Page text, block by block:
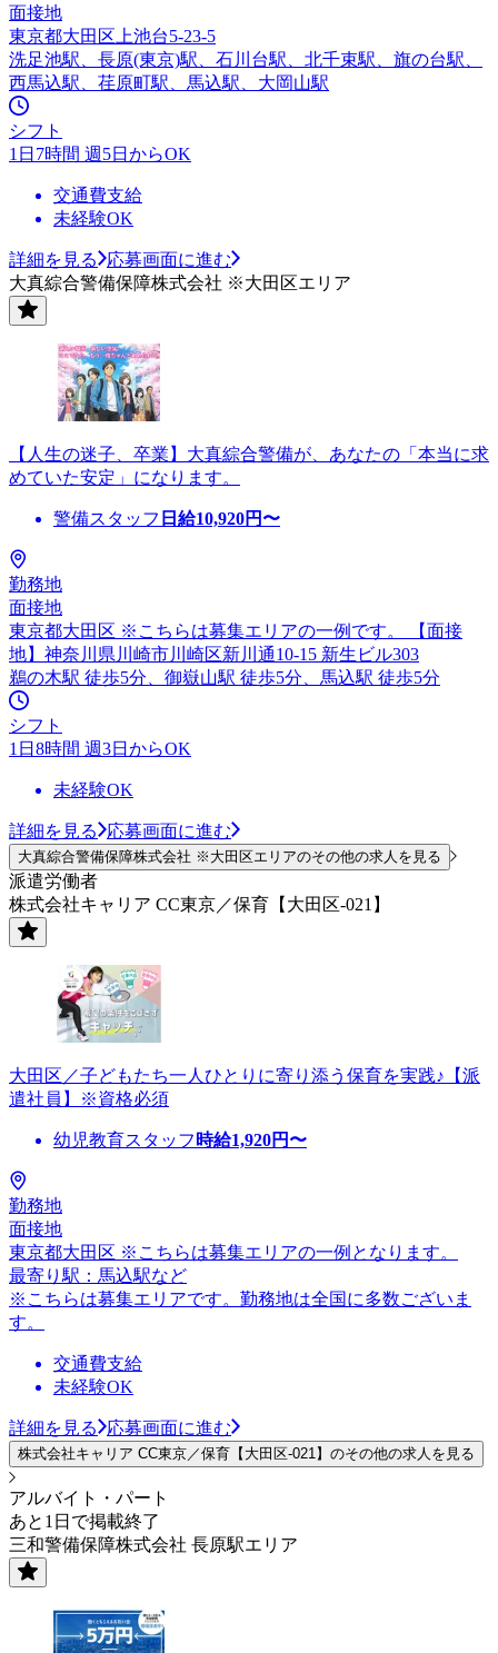
面接地
東京都大田区上池台5-23-5
洗足池駅、長原(東京)駅、石川台駅、北千束駅、旗の台駅、
西馬込駅、荏原町駅、馬込駅、大岡山駅
シフト
1日7時間 週5日からOK
交通費支給
未経験OK
詳細を見る
応募画面に進む
大真綜合警備保障株式会社 ※大田区エリア
【人生の迷子、卒業】大真綜合警備が、あなたの「本当に求
めていた安定」になります。
警備スタッフ 日給10,920円〜
勤務地
面接地
東京都大田区 ※こちらは募集エリアの一例です。 【面接
地】神奈川県川崎市川崎区新川通10-15 新生ビル303
鵜の木駅 徒歩5分、御嶽山駅 徒歩5分、馬込駅 徒歩5分
シフト
1日8時間 週3日からOK
未経験OK
詳細を見る 応募画面に進む
大真綜合警備保障株式会社 ※大田区エリアのその他の求人を見る
派遣労働者
株式会社キャリア CC東京／保育【大田区-021】
大田区／子どもたち一人ひとりに寄り添う保育を実践♪【派
遣社員】※資格必須
幼児教育スタッフ 時給1,920円〜
勤務地
面接地
東京都大田区 ※こちらは募集エリアの一例となります。
最寄り駅：馬込駅など
※こちらは募集エリアです。勤務地は全国に多数ございま
す。
交通費支給
未経験OK
詳細を見る 応募画面に進む
株式会社キャリア CC東京／保育【大田区-021】のその他の求人を見る
アルバイト・パート
あと1日で掲載終了
三和警備保障株式会社 長原駅エリア